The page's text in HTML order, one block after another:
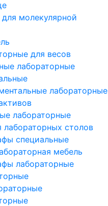
молекулярной
для весов
лабораторные
лабораторные
лабораторные
лабораторных столов
специальные
мебель
лабораторные